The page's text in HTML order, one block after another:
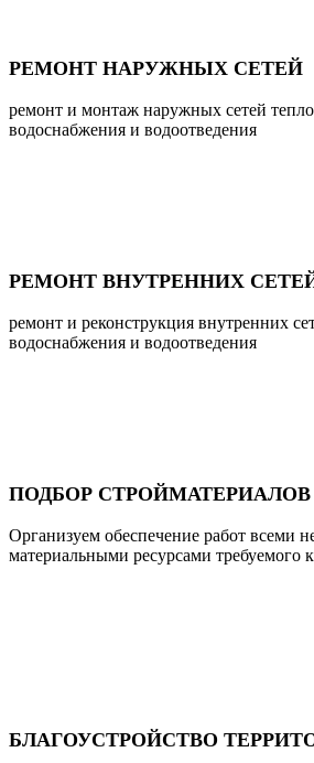
РЕМОНТ НАРУЖНЫХ СЕТЕЙ
ремонт и монтаж наружных сетей
водоснабжения и водоотведения
РЕМОНТ ВНУТРЕННИХ
ремонт и реконструкция внутренних
водоснабжения и водоотведения
ПОДБОР СТРОЙМАТЕРИАЛОВ
Организуем обеспечение работ всеми
материальными ресурсами требуемого
БЛАГОУСТРОЙСТВО